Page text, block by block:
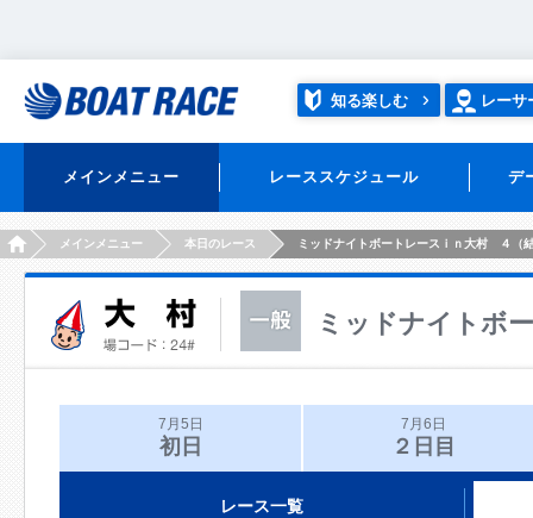
知る楽しむ レーサ
メインメニュー レーススケジュール デ
HOMEメインメニュー 本日のレース ミッドナイトボートレースｉｎ大村 ４（
ミッドナイトボ
7月5日
初日
7月6日
２日目
レース一覧